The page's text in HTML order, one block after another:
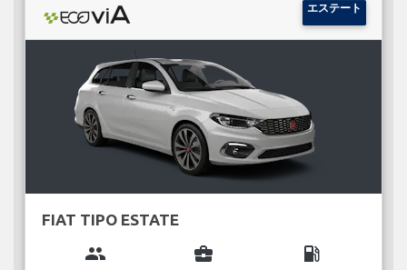
エステート
FIAT TIPO ESTATE
group business_center local_gas_station